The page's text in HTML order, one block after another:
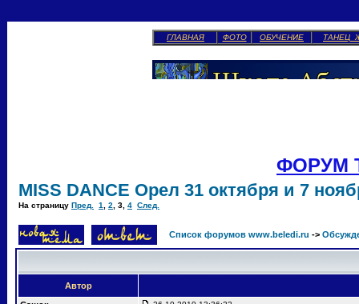
ГЛАВНАЯ ФОТО ОБУЧЕНИЕ ТАНЕЦ
ФОРУМ
MISS DANCE Орел 31 октября и 7
На страницу Пред. 1 2 3 4 След.
Список форумов www.beledi.ru ->
Автор